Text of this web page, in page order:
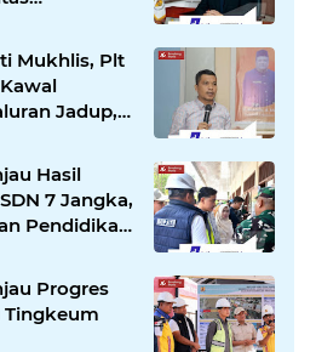
Mukhlis, Plt
Jadup,
dengan
Hasil
7 Jangka,
Pendidikan
Optimal
Progres
Tingkeum